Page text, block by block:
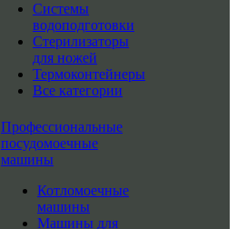
Системы
водоподготовки
Стерилизаторы
для ножей
Термоконтейнеры
Все категории
Профессиональные
посудомоечные
машины
Котломоечные
машины
Машины для